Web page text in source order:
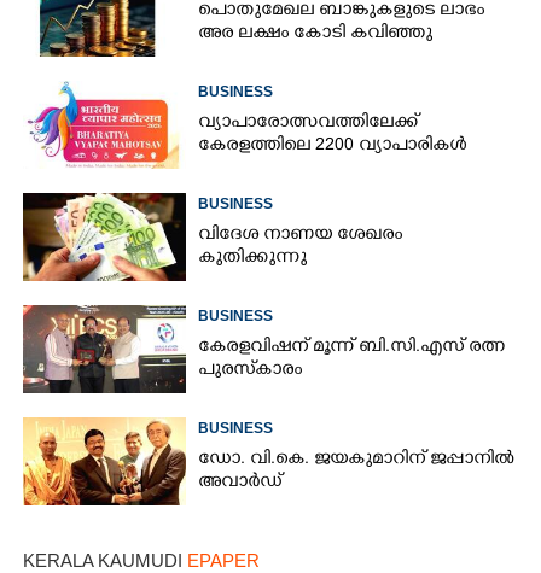
പൊതുമേഖല ബാങ്കുകളുടെ ലാഭം
അര ലക്ഷം കോടി കവിഞ്ഞു
BUSINESS
വ്യാപാരോത്സവത്തിലേക്ക്
കേരളത്തിലെ 2200 വ്യാപാരികൾ
BUSINESS
വിദേശ നാണയ ശേഖരം
കുതിക്കുന്നു
BUSINESS
കേരളവിഷന് മൂന്ന് ബി.സി.എസ് രത്ന
പുരസ്‌കാരം
BUSINESS
ഡോ. വി.കെ. ജയകുമാറിന് ജപ്പാനിൽ
അവാർഡ്
KERALA KAUMUDI EPAPER